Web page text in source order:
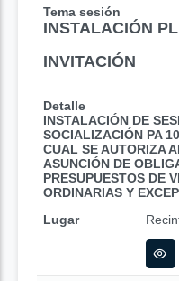
Tema sesión
INSTALACIÓN
INVITACIÓN
Detalle
INSTALACIÓN DE
SOCIALIZACIÓN PA
CUAL SE AUTORIZA
ASUNCIÓN DE
PRESUPUESTOS DE
ORDINARIAS Y
Lugar